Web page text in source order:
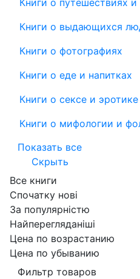
Книги о путешествиях и
Книги о выдающихся
Книги о фотографиях
Книги о еде и напитках
Книги о сексе и эротике
Книги о мифологии и
Показать все
Скрыть
Все книги
Спочатку нові
За популярністю
Найперегляданіші
Цена по возрастанию
Цена по убыванию
Фильтр товаров